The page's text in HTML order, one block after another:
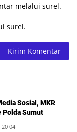
melalui surel.
surel.
Sosial, MKR
Polda Sumut
20 04